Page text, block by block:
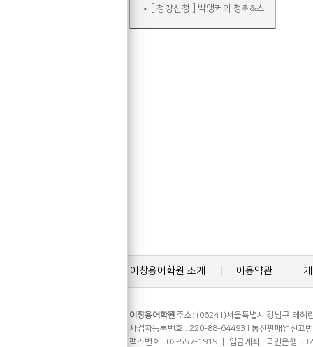
[ 청강신청 ] 박앵커의 청취&스피킹 주말
이창용어학원 소개 이용약관
이창용어학원 주소: (06241)서울특별시 강남구 테헤
사업자등록번호 : 220-88-64493 l 통신판매업신고
팩스번호 : 02-557-1919 ㅣ 입금계좌 : 국민은행